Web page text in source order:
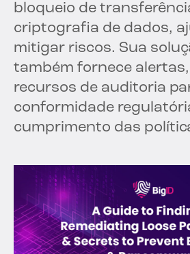
bloqueio de
criptografia de dados,
mitigar riscos. Sua
também fornece
recursos de auditoria
conformidade
cumprimento das